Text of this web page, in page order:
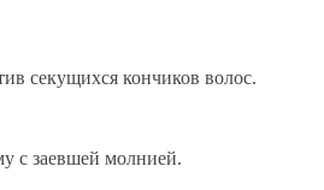
секущихся кончиков волос.
с заевшей молнией.